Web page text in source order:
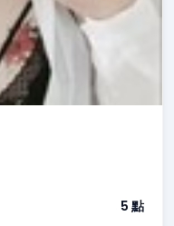
5 點